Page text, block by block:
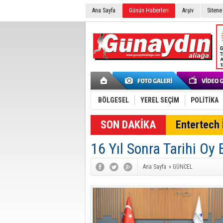
Ana Sayfa Günün Haberleri Arşiv
BÖLGESEL YEREL SEÇİM POLİTİKA
SON DAKİKA Entertech
16 Yıl Sonra Tarihi
Ana Sayfa » GÜNCEL